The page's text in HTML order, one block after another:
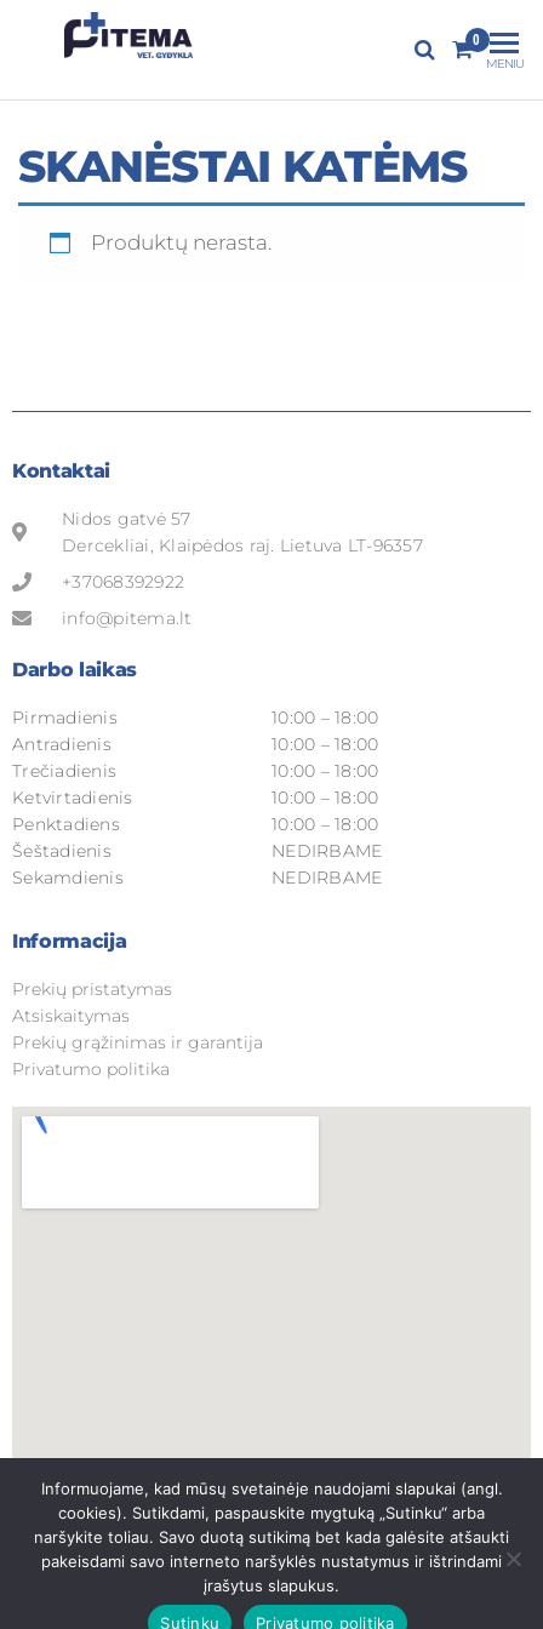
PITEMA.LT 0
MENIU
SKANĖSTAI KATĖMS
Produktų nerasta.
Kontaktai
Nidos gatvė 57
Dercekliai, Klaipėdos raj. Lietuva LT-96357
+37068392922
info@pitema.lt
Darbo laikas
Pirmadienis
Antradienis
Trečiadienis
Ketvirtadienis
Penktadiens
Šeštadienis
Sekamdienis
10:00 – 18:00
10:00 – 18:00
10:00 – 18:00
10:00 – 18:00
10:00 – 18:00
NEDIRBAME
NEDIRBAME
Informacija
Prekių pristatymas
Atsiskaitymas
Prekių grąžinimas ir garantija
Privatumo politika
SKUBI PAGALBA
SKAMBINTI
Informuojame, kad mūsų svetainėje naudojami slapukai (angl.
cookies). Sutikdami, paspauskite mygtuką „Sutinku“ arba
naršykite toliau. Savo duotą sutikimą bet kada galėsite atšaukti
pakeisdami savo interneto naršyklės nustatymus ir ištrindami
įrašytus slapukus.
Sutinku
Privatumo politika